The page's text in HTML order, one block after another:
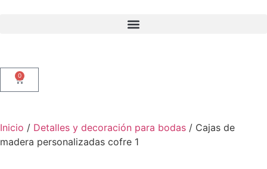
0
Inicio / Detalles y decoración para bodas / Cajas de
madera personalizadas cofre 1